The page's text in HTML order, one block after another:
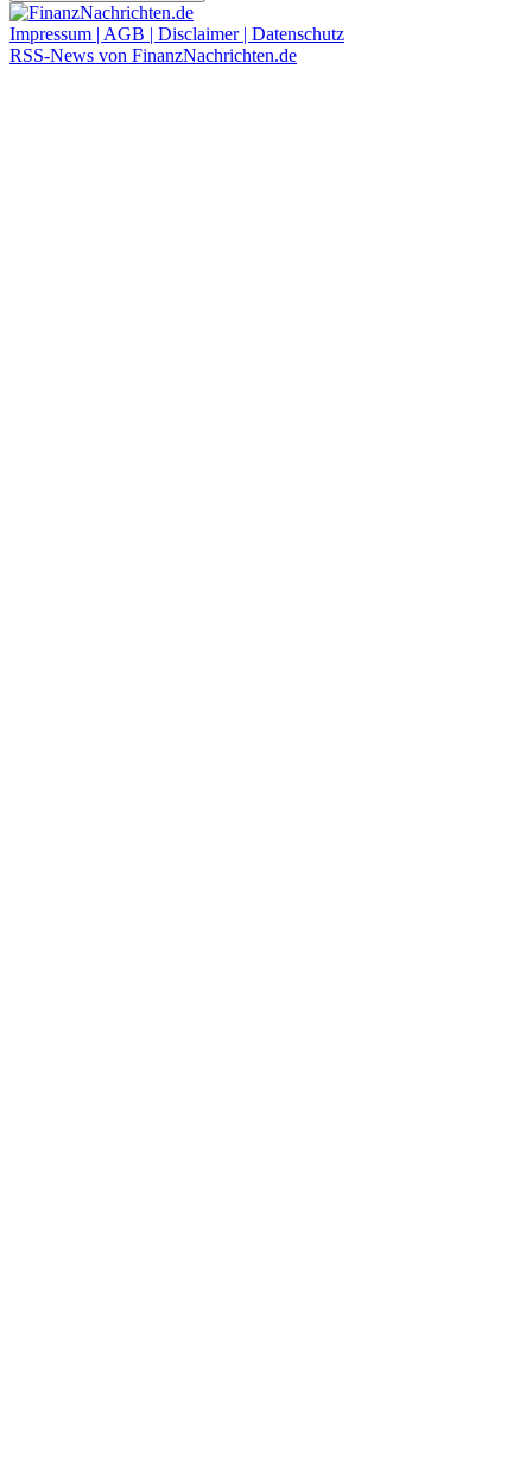
Impressum | AGB | Disclaimer | Datenschutz
RSS-News von FinanzNachrichten.de